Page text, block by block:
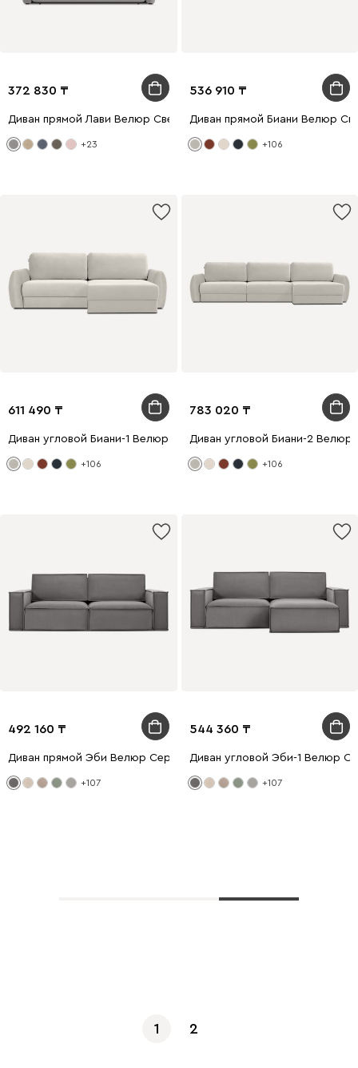
372 830
Диван прямой Лави Велюр Светло-серый
+23
536 910
Диван прямой Биани Велюр
+106
611 490
Диван угловой Биани-1 Велюр Светло-серый
+106
783 020
Диван угловой Биани-2 Велюр
+106
492 160
Диван прямой Эби Велюр Серый
+107
544 360
Диван угловой Эби-1 Велюр
+107
1 2